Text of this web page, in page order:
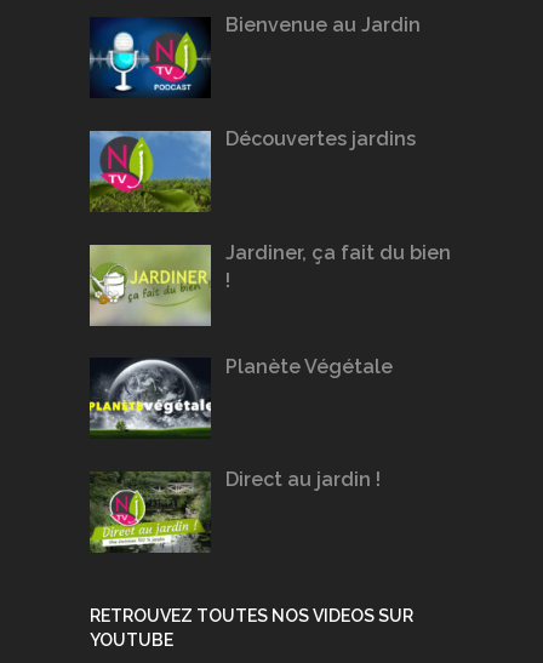
Bienvenue au Jardin
Découvertes jardins
Jardiner, ça fait du bien
!
Planète Végétale
Direct au jardin !
RETROUVEZ TOUTES NOS VIDEOS SUR
YOUTUBE